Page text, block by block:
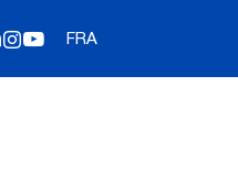
us on
LinkedIn
Instagram
YouTube
FRA